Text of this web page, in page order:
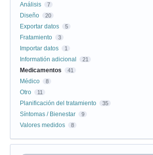
Análisis 7
Diseño 20
Exportar datos 5
Fratamiento 3
Importar datos 1
Informatión adicional 21
Medicamentos 41
Médico 8
Otro 11
Planificación del tratamiento 35
Síntomas / Bienestar 9
Valores medidos 8